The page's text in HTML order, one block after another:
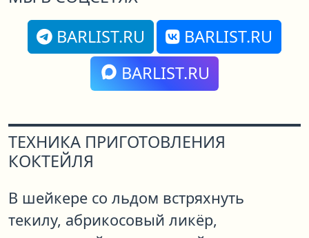
BARLIST.RU
BARLIST.RU
BARLIST.RU
ТЕХНИКА ПРИГОТОВЛЕНИЯ
КОКТЕЙЛЯ
В шейкере со льдом встряхнуть
текилу, абрикосовый ликёр,